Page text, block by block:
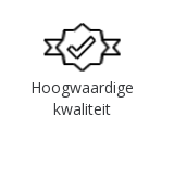
Hoogwaardige
kwaliteit